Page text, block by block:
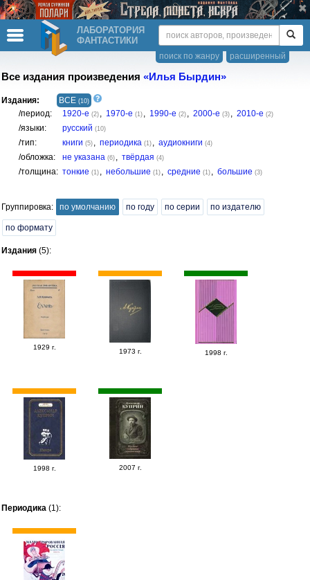
ЛАБОРАТОРИЯ
ФАНТАСТИКИ
расширенный
поиск по жанру
Все издания произведения «Илья Бырдин»
Издания: ВСЕ (10)
/период: 1920-е (2) , 1970-е (1) , 1990-е (2) , 2000-е (3) , 2010-е (2)
/языки: русский (10)
/тип: книги (5) , периодика (1) , аудиокниги (4)
/обложка: не указана (6) , твёрдая (4)
/толщина: тонкие (1) , небольшие (1) , средние (1) , большие (3)
Группировка: по умолчанию по году по серии по издателю
по формату
Издания (5):
1929 г.
1973 г. 1998 г.
1998 г. 2007 г.
Периодика (1):